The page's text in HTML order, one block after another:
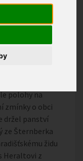
polohy na
zmínky o obci
držel panství
ze Šternberka
židu
Heraltovi z